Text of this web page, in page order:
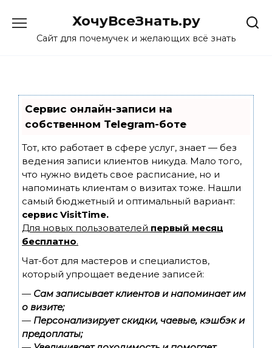
content
ХочуВсеЗнать.ру
Сайт для почемучек и желающих всё знать
Сервис онлайн-записи на
собственном Telegram-боте
Тот, кто работает в сфере услуг, знает — без
ведения записи клиентов никуда. Мало того,
что нужно видеть свое расписание, но и
напоминать клиентам о визитах тоже. Нашли
самый бюджетный и оптимальный вариант:
сервис VisitTime.
Для новых пользователей первый месяц
бесплатно.
Чат-бот для мастеров и специалистов,
который упрощает ведение записей:
— Сам записывает клиентов и напоминает им
о визите;
— Персонализирует скидки, чаевые, кэшбэк и
предоплаты;